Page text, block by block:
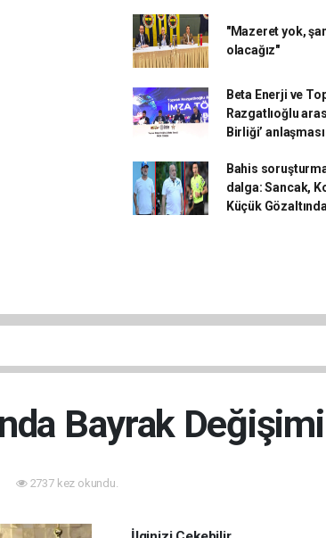
"Mazeret yok,
olacağız"
Beta Enerji ve
Razgatlıoğlu
Birliği’
Bahis
dalga: Sancak,
Küçük Gözaltında
Bayrak Değişimi
2737 kez okundu.